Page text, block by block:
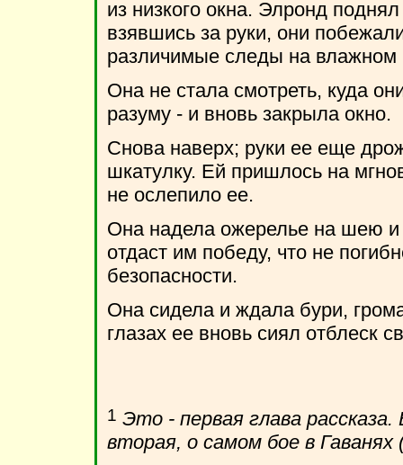
из низкого окна. Элронд
взявшись за руки, они
различимые следы на влажном
Она не стала смотреть, куда
разуму - и вновь закрыла окно.
Снова наверх; руки ее еще
шкатулку. Ей пришлось на
не ослепило ее.
Она надела ожерелье на шею и
отдаст им победу, что не
безопасности.
Она сидела и ждала бури,
глазах ее вновь сиял отблеск
1 Это - первая глава
вторая, о самом бое в Гаванях